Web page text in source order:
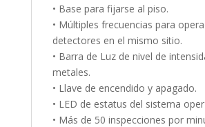
• Base para fijarse al piso.
• Múltiples frecuencias para
detectores en el mismo sitio.
• Barra de Luz de nivel de
metales.
• Llave de encendido y apagado.
• LED de estatus del sistema
• Más de 50 inspecciones por